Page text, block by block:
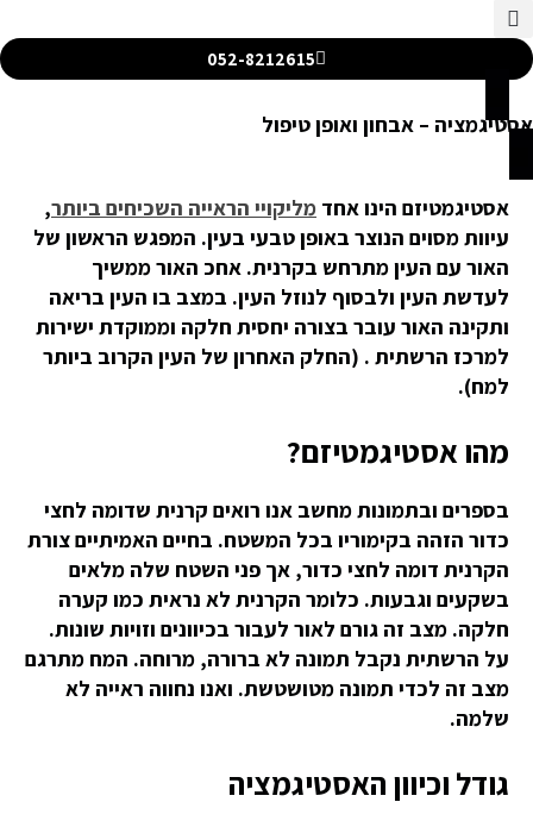
052-8212615
אסטיגמציה – אבחון ואופן טיפול
אסטיגמטיזם הינו אחד מליקויי הראייה השכיחים ביותר,
עיוות מסוים הנוצר באופן טבעי בעין. המפגש הראשון של
האור עם העין מתרחש בקרנית. אחכ האור ממשיך
לעדשת העין ולבסוף לנוזל העין. במצב בו העין בריאה
ותקינה האור עובר בצורה יחסית חלקה וממוקדת ישירות
למרכז הרשתית . (החלק האחרון של העין הקרוב ביותר
למח).
מהו אסטיגמטיזם?
בספרים ובתמונות מחשב אנו רואים קרנית שדומה לחצי
כדור הזהה בקימוריו בכל המשטח. בחיים האמיתיים צורת
הקרנית דומה לחצי כדור, אך פני השטח שלה מלאים
בשקעים וגבעות. כלומר הקרנית לא נראית כמו קערה
חלקה. מצב זה גורם לאור לעבור בכיוונים וזויות שונות.
על הרשתית נקבל תמונה לא ברורה, מרוחה. המח מתרגם
מצב זה לכדי תמונה מטושטשת. ואנו נחווה ראייה לא
שלמה.
גודל וכיוון האסטיגמציה